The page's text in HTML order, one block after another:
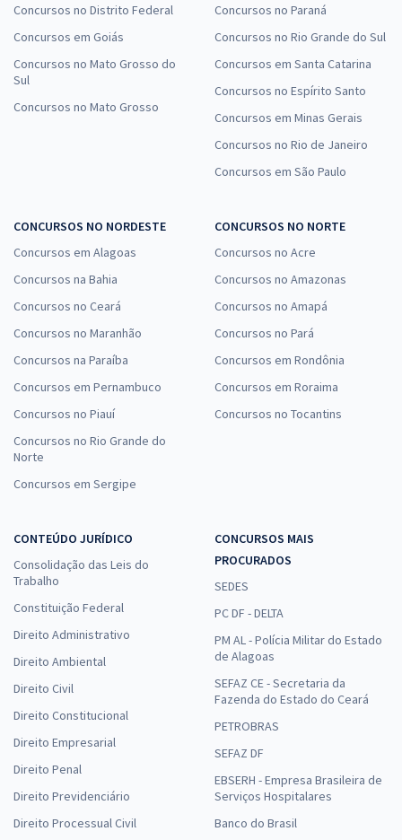
Concursos no Distrito Federal
Concursos em Goiás
Concursos no Mato Grosso do
Sul
Concursos no Mato Grosso
Concursos no Paraná
Concursos no Rio Grande do Sul
Concursos em Santa Catarina
Concursos no Espírito Santo
Concursos em Minas Gerais
Concursos no Rio de Janeiro
Concursos em São Paulo
CONCURSOS NO NORDESTE
Concursos em Alagoas
Concursos na Bahia
Concursos no Ceará
Concursos no Maranhão
Concursos na Paraíba
Concursos em Pernambuco
Concursos no Piauí
Concursos no Rio Grande do
Norte
Concursos em Sergipe
CONCURSOS NO NORTE
Concursos no Acre
Concursos no Amazonas
Concursos no Amapá
Concursos no Pará
Concursos em Rondônia
Concursos em Roraima
Concursos no Tocantins
CONTEÚDO JURÍDICO
Consolidação das Leis do
Trabalho
Constituição Federal
Direito Administrativo
Direito Ambiental
Direito Civil
Direito Constitucional
Direito Empresarial
Direito Penal
Direito Previdenciário
Direito Processual Civil
CONCURSOS MAIS
PROCURADOS
SEDES
PC DF - DELTA
PM AL - Polícia Militar do Estado
de Alagoas
SEFAZ CE - Secretaria da
Fazenda do Estado do Ceará
PETROBRAS
SEFAZ DF
EBSERH - Empresa Brasileira de
Serviços Hospitalares
Banco do Brasil